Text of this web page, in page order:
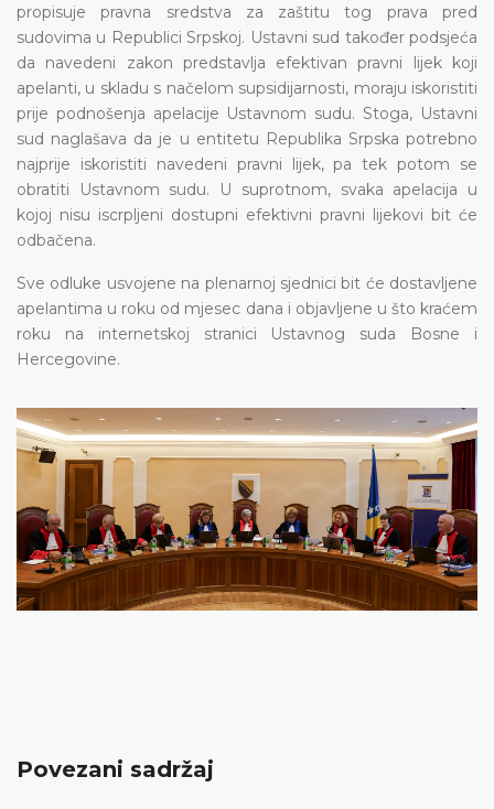
propisuje pravna sredstva za zaštitu tog prava pred
sudovima u Republici Srpskoj. Ustavni sud također podsjeća
da navedeni zakon predstavlja efektivan pravni lijek koji
apelanti, u skladu s načelom supsidijarnosti, moraju iskoristiti
prije podnošenja apelacije Ustavnom sudu. Stoga, Ustavni
sud naglašava da je u entitetu Republika Srpska potrebno
najprije iskoristiti navedeni pravni lijek, pa tek potom se
obratiti Ustavnom sudu. U suprotnom, svaka apelacija u
kojoj nisu iscrpljeni dostupni efektivni pravni lijekovi bit će
odbačena.
Sve odluke usvojene na plenarnoj sjednici bit će dostavljene
apelantima u roku od mjesec dana i objavljene u što kraćem
roku na internetskoj stranici Ustavnog suda Bosne i
Hercegovine.
Povezani sadržaj